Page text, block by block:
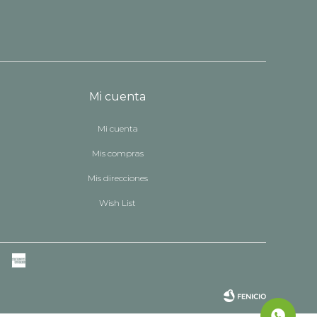
Mi cuenta
Mi cuenta
Mis compras
Mis direcciones
Wish List